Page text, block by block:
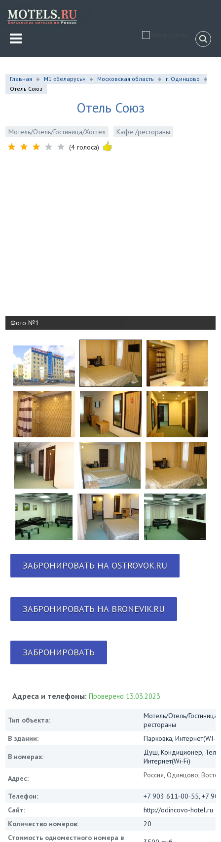
Главная М1 «Беларусь» Московская область
г. Одинцово
Отель Союз
Отель Союз
Мотель/Отель/Гостиница/Хостел
Кафе /рестораны
(4 голоса)
Фото №1
ЗАБРОНИРОВАТЬ НА OSTROVOK.RU
ЗАБРОНИРОВАТЬ НА BRONEVIK.RU
ЗАБРОНИРОВАТЬ
Адреса и телефоны:Проверено 13.03.2023
Тип объекта:
Мотель/Отель/
рестораны
В здании:
Парковка, Интернет(WI-
В номерах:
Душ, Кондиционер,
Интернет(Wi-Fi)
Адрес:
Россия, Одинцово,
Телефон:
+7 903 611‑00-55, +7
Сайт:
http://odincovo-hotel.ru
Количество номеров:
20
Стоимость одноместного номера в